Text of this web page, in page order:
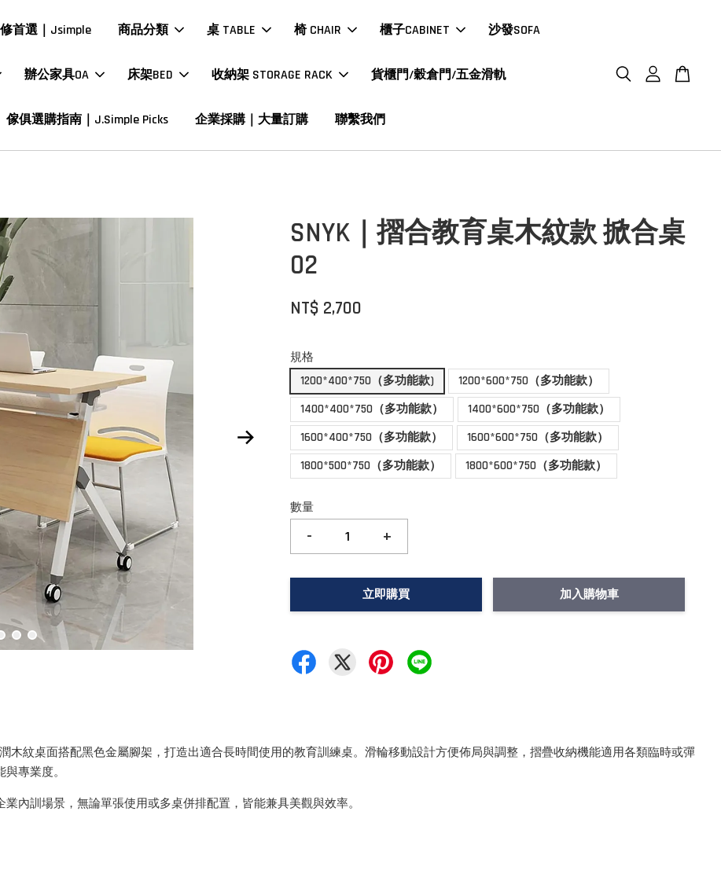
首選｜Jsimple 商品分類 桌 TABLE 椅 CHAIR 櫃子CABINET 沙發SOFA
辦公家具OA 床架BED 收納架 STORAGE RACK 貨櫃門/穀倉門/五金滑軌
傢俱選購指南｜J.Simple Picks 企業採購｜大量訂購 聯繫我們
SNYK｜摺合教育桌木紋款 掀合桌
02
NT$ 2,700
規格
1200*400*750（多功能款)
1200*600*750（多功能款）
1400*400*750（多功能款）
1400*600*750（多功能款）
1600*400*750（多功能款）
1600*600*750（多功能款）
1800*500*750（多功能款）
1800*600*750（多功能款）
數量
- +
立即購買 加入購物車
木紋桌面搭配黑色金屬腳架，打造出適合長時間使用的教育訓練桌。滑輪移動設計方便佈局與調整，摺疊收納機能適用各類臨時或彈
專業度。
內訓場景，無論單張使用或多桌併排配置，皆能兼具美觀與效率。